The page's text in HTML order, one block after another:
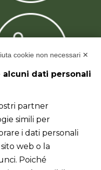
cookie non necessari ✕
dati personali
partner
simili per
i dati personali
web o la
Poiché